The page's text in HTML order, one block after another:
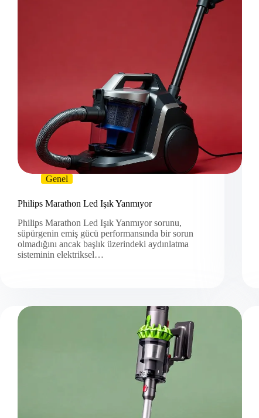
Genel
Philips Marathon Led Işık Yanmıyor
Philips Marathon Led Işık Yanmıyor sorunu,
süpürgenin emiş gücü performansında bir sorun
olmadığını ancak başlık üzerindeki aydınlatma
sisteminin elektriksel…